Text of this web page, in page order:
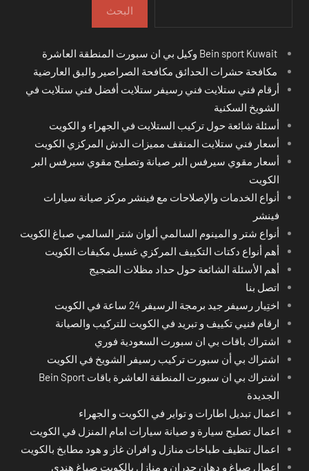
البحث
مكافحة حشرات الحدائق مكافحة الصراصير والبق العارضية
أرقام فني ستلايت فني رسيفر ستلايت أفضل فني ستلايت في
الشويخ السكنية
أسئلة شائعة حول تركيب الستلايت في الجهراء و الكويت
أسعار فني ستلايت المنقف مميزات الدش المركزي الكويت
أسعار مقوي سيرفس البر صيانة وتصليح مقوي سيرفس البر
الكويت
أنواع الخدمات والإصلاحات مع فينشر مركز صيانة سيارات
فينشر
أنواع شتر و المينوم السالمي ألوان شتر السالمي صباغ الكويت
أهم أنواع دكتات التكييف المركزي غسيل مكيفات الكويت
أهم الأسئلة الشائعة حول حداد مظلات الضجيج
اتصل بنا
اختِيار رسيفر جيد برمجة الرسيفر 24 ساعة في الكويت
ارقام فنيي تكييف و تبريد في الكويت للتركيب والصيانة
اشتراك باقات بي ان سبورت السعودية فوري
اشتراك بي أن سبورت تركيب رسيفر الشويخ في الكويت
اشتراك بي ان سبورت المنطقة العاشرة باقات Bein Sport
الجديدة
اعمال تبديل اطارات و تواير في الكويت و الجهراء
اعمال تصليح سيارة و صيانة سيارات امام المنزل في الكويت
اعمال تنظيف طباخات منازل و افران غاز و هود مطابخ بالكويت
اعمال صباغ و دهان جدران و منازل بالكويت صباغ هندي